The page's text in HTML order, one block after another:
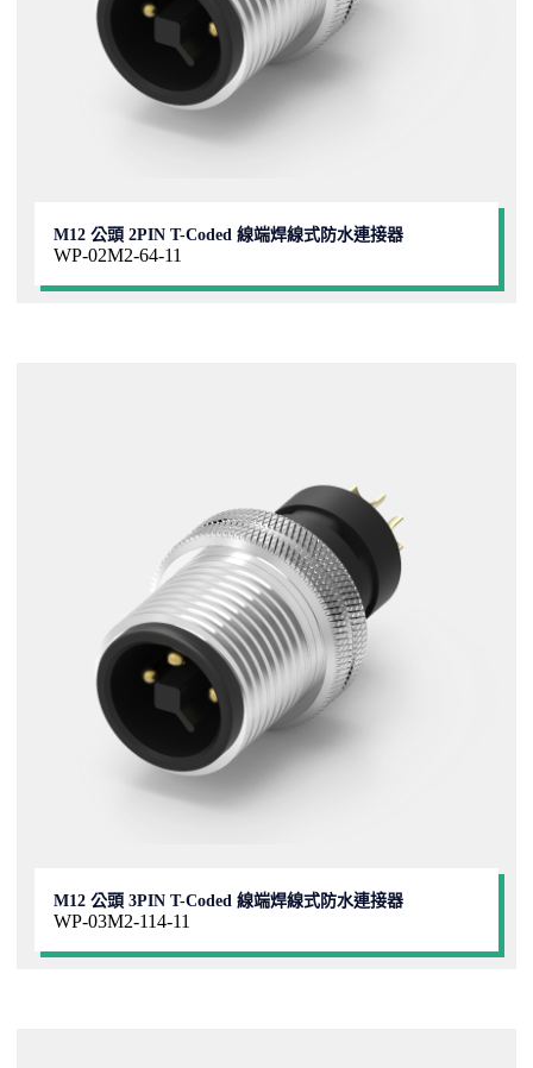
M12 公頭 2PIN T-Coded 線端焊線式防水連接器
WP-02M2-64-11
M12 公頭 3PIN T-Coded 線端焊線式防水連接器
WP-03M2-114-11